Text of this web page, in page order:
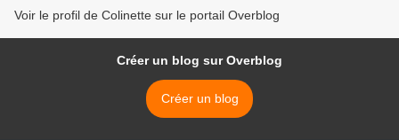
Voir le profil de Colinette sur le portail Overblog
Créer un blog sur Overblog
Créer un blog